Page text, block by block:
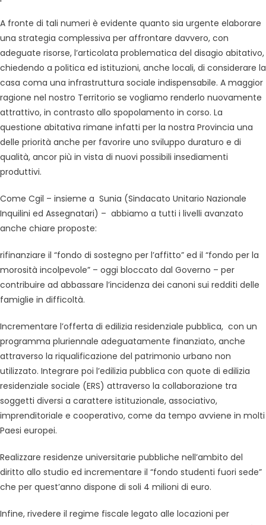
A fronte di tali numeri è evidente quanto sia urgente elaborare
una strategia complessiva per affrontare davvero, con
adeguate risorse, l’articolata problematica del disagio abitativo,
chiedendo a politica ed istituzioni, anche locali, di considerare la
casa coma una infrastruttura sociale indispensabile. A maggior
ragione nel nostro Territorio se vogliamo renderlo nuovamente
attrattivo, in contrasto allo spopolamento in corso. La
questione abitativa rimane infatti per la nostra Provincia una
delle priorità anche per favorire uno sviluppo duraturo e di
qualità, ancor più in vista di nuovi possibili insediamenti
produttivi.
Come Cgil – insieme a Sunia (Sindacato Unitario Nazionale
Inquilini ed Assegnatari) – abbiamo a tutti i livelli avanzato
anche chiare proposte:
rifinanziare il “fondo di sostegno per l’affitto” ed il “fondo per la
morosità incolpevole” – oggi bloccato dal Governo – per
contribuire ad abbassare l’incidenza dei canoni sui redditi delle
famiglie in difficoltà.
Incrementare l’offerta di edilizia residenziale pubblica, con un
programma pluriennale adeguatamente finanziato, anche
attraverso la riqualificazione del patrimonio urbano non
utilizzato. Integrare poi l’edilizia pubblica con quote di edilizia
residenziale sociale (ERS) attraverso la collaborazione tra
soggetti diversi a carattere istituzionale, associativo,
imprenditoriale e cooperativo, come da tempo avviene in molti
Paesi europei.
Realizzare residenze universitarie pubbliche nell’ambito del
diritto allo studio ed incrementare il “fondo studenti fuori sede”
che per quest’anno dispone di soli 4 milioni di euro.
Infine, rivedere il regime fiscale legato alle locazioni per